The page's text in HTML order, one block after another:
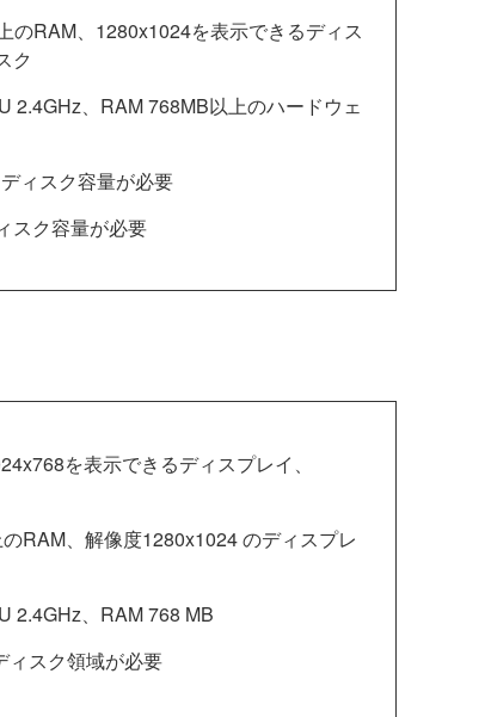
のRAM、1280x1024を表示できるディス
ク
2.4GHz、RAM 768MB以上のハードウェ
ィスク容量が必要
スク容量が必要
を表示できるディスプレイ、
RAM、解像度1280x1024 のディスプレ
2.4GHz、RAM 768 MB
ィスク領域が必要